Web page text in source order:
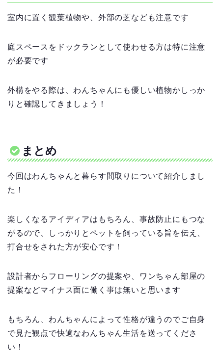
室内に置く観葉植物や、外部の芝なども注意です
庭スペースをドックランとして使わせる方は特に注意
が必要です
外構をやる際は、わんちゃんにも優しい植物かしっか
りと確認してきましょう！
まとめ
今回はわんちゃんと暮らす間取りについて紹介しまし
た！
楽しくなるアイディアはもちろん、事故防止にもつな
がるので、しっかりとペットを飼っている旨を伝え、
打合せをされた方が安心です！
設計者からフローリングの提案や、ワンちゃん部屋の
提案などマイナス面に働く事は無いと思います
もちろん、わんちゃんによって性格が違うのでご自身
で見た観点で快適なわんちゃん生活を送ってくださ
い！